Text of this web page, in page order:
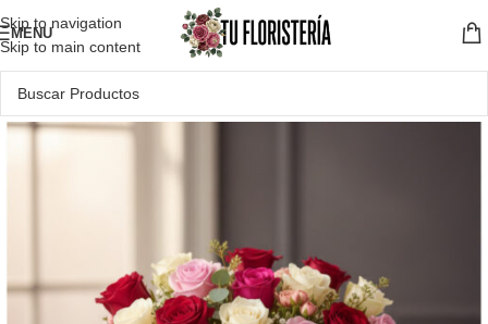
Skip to navigation
Skip to main content
MENU